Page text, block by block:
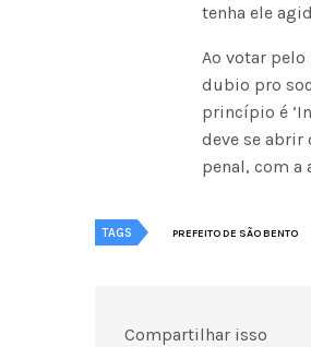
tenha ele
Ao votar
dubio pro
princípio é
deve se abrir
penal, com a
TAGS PREFEITO DE SÃO BENTO
Compartilhar isso